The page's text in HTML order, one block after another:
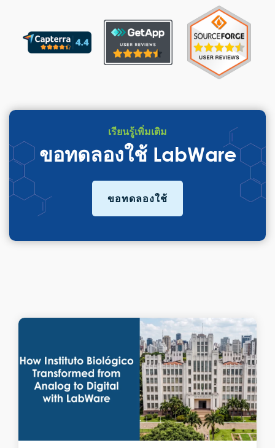
เรียนรู้เพิ่มเติม
ขอทดลองใช้ LabWare
ขอทดลองใช้